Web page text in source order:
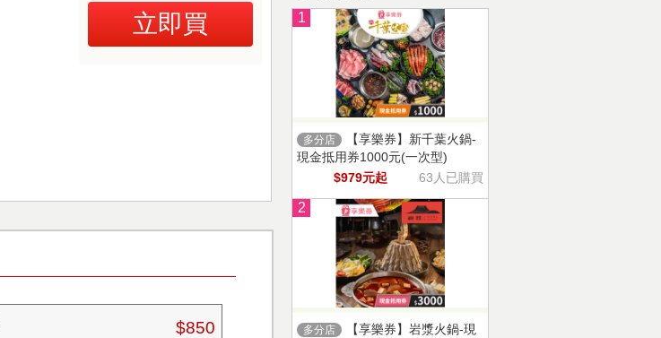
立即買
$850
1
多分店
【享樂券】新千葉火鍋-
現金抵用券1000元(一次型)
$979元起
63人已購買
2
多分店
【享樂券】岩漿火鍋-現